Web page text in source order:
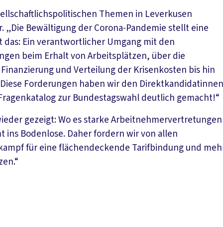
Themen in Leverkusen
Bewältigung der Corona-Pandemie stellt eine
das: Ein verantwortlicher Umgang mit den
beim Erhalt von Arbeitsplätzen, über die
und Verteilung der Krisenkosten bis hin
Forderungen haben wir den Direktkandidatinnen
zur Bundestagswahl deutlich gemacht!“
gezeigt: Wo es starke Arbeitnehmervertretungen
Bodenlose. Daher fordern wir von allen
für eine flächendeckende Tarifbindung und